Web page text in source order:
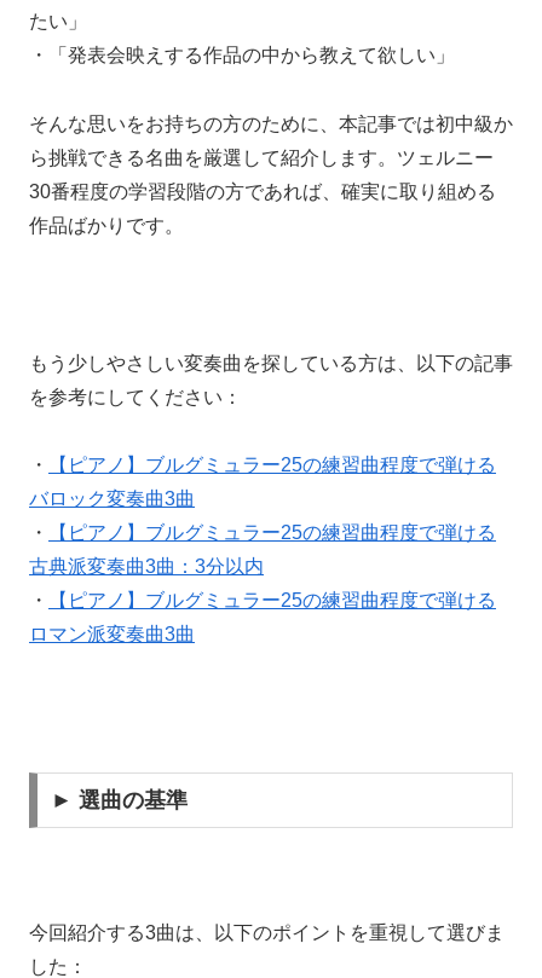
たい」
・「発表会映えする作品の中から教えて欲しい」
そんな思いをお持ちの方のために、本記事では初中級か
ら挑戦できる名曲を厳選して紹介します。ツェルニー
30番程度の学習段階の方であれば、確実に取り組める
作品ばかりです。
もう少しやさしい変奏曲を探している方は、以下の記事
を参考にしてください：
・
【ピアノ】ブルグミュラー25の練習曲程度で弾ける
バロック変奏曲3曲
・
【ピアノ】ブルグミュラー25の練習曲程度で弾ける
古典派変奏曲3曲：3分以内
・
【ピアノ】ブルグミュラー25の練習曲程度で弾ける
ロマン派変奏曲3曲
► 選曲の基準
今回紹介する3曲は、以下のポイントを重視して選びま
した：